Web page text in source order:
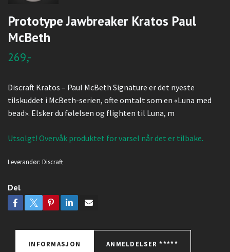
Prototype Jawbreaker Kratos Paul
McBeth
269,-
Discraft Kratos – Paul McBeth Signature er det nyeste
tilskuddet i McBeth-serien, ofte omtalt som en «Luna med
bead». Elsker du følelsen og flighten til Luna, m
Utsolgt! Overvåk produktet for varsel når det er tilbake.
Leverandør: Discraft
Del
INFORMASJON ANMELDELSER *****